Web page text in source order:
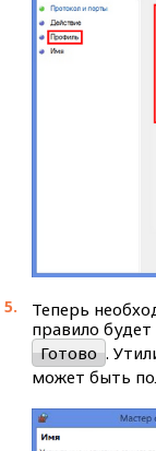
Теперь
правило
Готово .
может быть